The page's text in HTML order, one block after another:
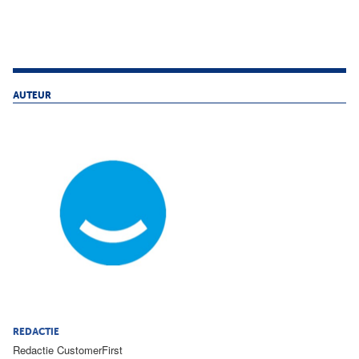
AUTEUR
REDACTIE
Redactie CustomerFirst